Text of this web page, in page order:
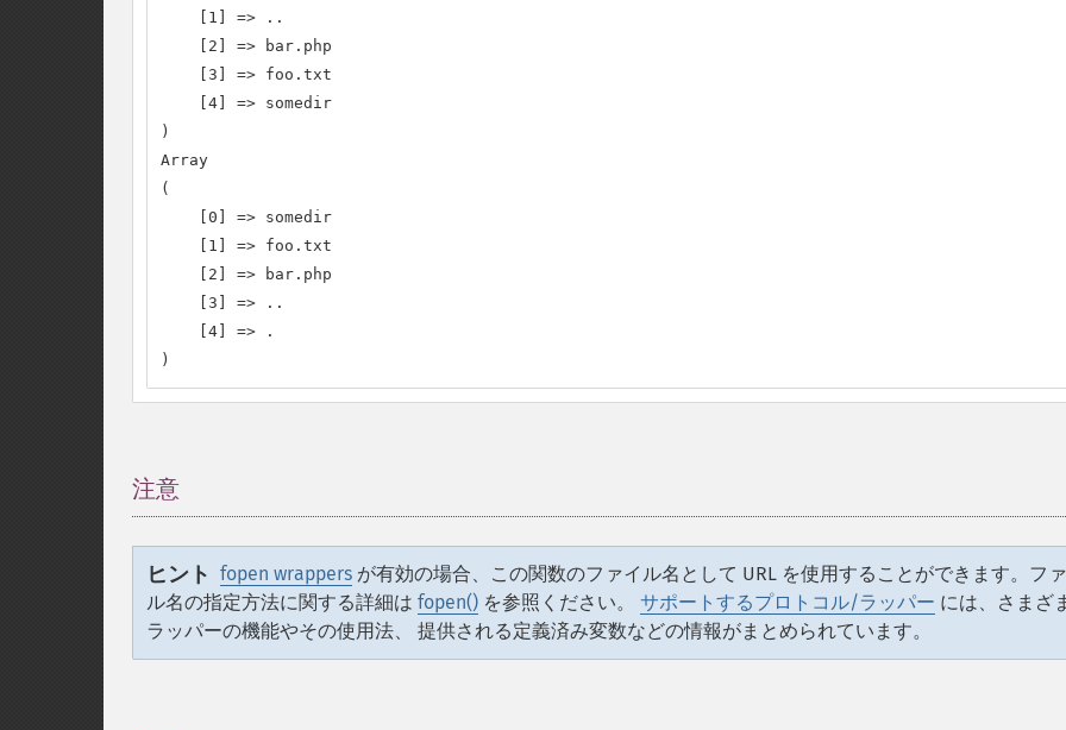
    [1] => ..
    [2] => bar.php
    [3] => foo.txt
    [4] => somedir
)
Array
(
    [0] => somedir
    [1] => foo.txt
    [2] => bar.php
    [3] => ..
    [4] => .
)
注意
ヒント fopen wrappers が有効の場合、この関数のファイル名として URL を使用することができます。フ
ル名の指定方法に関する詳細は fopen() を参照ください。 サポートするプロトコル/ラッパー には、さまざ
ラッパーの機能やその使用法、 提供される定義済み変数などの情報がまとめられています。